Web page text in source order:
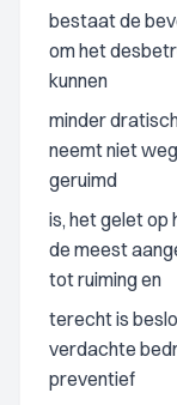
bestaat de
om het
kunnen
minder
neemt niet
geruimd
is, het gelet op
de meest
tot ruiming en
terecht is
verdachte
preventief